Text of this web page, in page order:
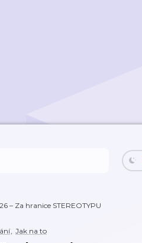
– Za hranice STEREOTYPU
, Jak na to